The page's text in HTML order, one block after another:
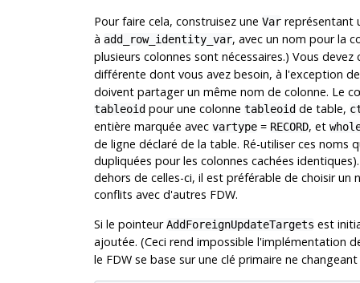
Pour faire cela, construisez une Varreprésentant
à add_row_identity_var, avec un nom pour la
plusieurs colonnes sont nécessaires.) Vous
différente dont vous avez besoin, à l'exception
doivent partager un même nom de colonne. Le
tableoidpour une colonne tableoidde table,
entière marquée avec vartype= RECORD, et
de ligne déclaré de la table. Ré-utiliser ces noms
dupliquées pour les colonnes cachées
dehors de celles-ci, il est préférable de choisir
conflits avec d'autres FDW.
Si le pointeurAddForeignUpdateTargets est
ajoutée. (Ceci rend impossible l'implémentation
le FDW se base sur une clé primaire ne